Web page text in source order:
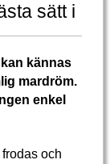
sätt i
kännas
mardröm.
enkel
och